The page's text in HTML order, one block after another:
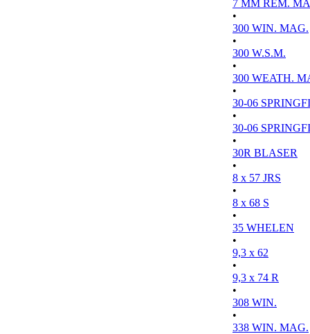
7 MM REM.
•
300 WIN. MAG.
•
300 W.S.M.
•
300 WEATH.
•
30-06
•
30-06
•
30R BLASER
•
8 x 57 JRS
•
8 x 68 S
•
35 WHELEN
•
9,3 x 62
•
9,3 x 74 R
•
308 WIN.
•
338 WIN. MAG.